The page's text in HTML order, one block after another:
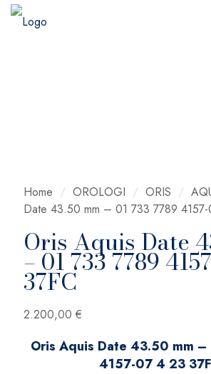
Home / OROLOGI / ORIS /
Date 43.50 mm – 01 733 7789
Oris Aquis Date
– 01 733 7789
37FC
2.200,00 €
Oris Aquis Date 43.50 mm
4157-07 4 23